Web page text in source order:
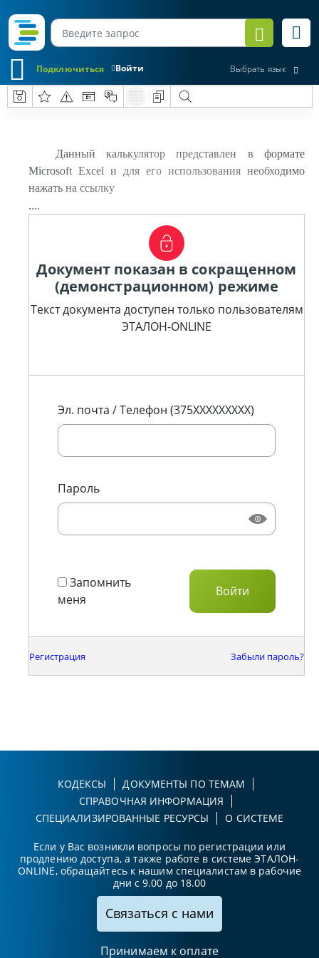
Войти
Подключиться Выбрать язык
Данный калькулятор представлен в формате
Microsoft Excel и для его использования необходимо
нажать на ссылку
....
Документ показан в сокращенном
(демонстрационном) режиме
Текст документа доступен только пользователям
ЭТАЛОН-ONLINE
Эл. почта / Телефон (375XXXXXXXXX)
Пароль
Запомнить
меня
Регистрация Забыли пароль?
КОДЕКСЫ
ДОКУМЕНТЫ ПО ТЕМАМ
СПРАВОЧНАЯ ИНФОРМАЦИЯ
СПЕЦИАЛИЗИРОВАННЫЕ РЕСУРСЫ
О СИСТЕМЕ
Если у Вас возникли вопросы по регистрации или
продлению доступа, а также работе в системе ЭТАЛОН-
ONLINE, обращайтесь к нашим специалистам в рабочие
дни с 9.00 до 18.00
Связаться с нами
Принимаем к оплате